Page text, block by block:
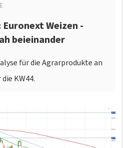
Weizen -
beieinander
für die Agrarprodukte an
KW44.